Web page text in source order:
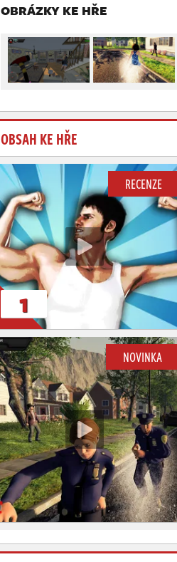
OBRÁZKY KE HŘE
OBSAH KE HŘE
RECENZE
1
NOVINKA